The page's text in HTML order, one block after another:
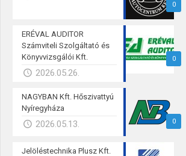
0
0
ERÉVAL AUDITOR
Számviteli Szolgáltató és
Könyvvizsgálói Kft.
2026.05.26.
0
NAGYBAN Kft. Hőszivattyú
Nyíregyháza
2026.05.13.
Jelöléstechnika Plusz Kft.